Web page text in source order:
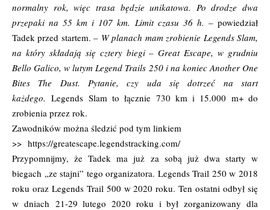
normalny rok, więc trasa będzie unikatowa. Po drodze dwa
przepaki na 55 km i 107 km. Limit czasu 36 h. – powiedział
Tadek przed startem. – W planach mam zrobienie Legends Slam,
na który składają się cztery biegi –Great Escape, w grudniu
Bello Galico, w lutym Legend Trails 250 i na koniec Another One
Bites The Dust. Pytanie, czy uda się dotrzeć na start
każdego.Legends Slam to łącznie 730 km i 15.000 m+ do
zrobienia przez rok.
Zawodników można śledzić pod tym linkiem
>> https://greatescape.legendstracking.com/
Przypomnijmy, że Tadek ma już za sobą już dwa starty w
biegach „ze stajni” tego organizatora. Legends Trail 250 w 2018
roku oraz Legends Trail 500 w 2020 roku. Ten ostatni odbył się
w dniach 21-29 lutego 2020 roku i był zorganizowany dla